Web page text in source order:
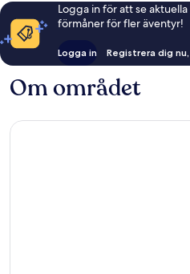
Logga in för att se
förmåner för fler äventyr!
Logga in Registrera dig
Om området